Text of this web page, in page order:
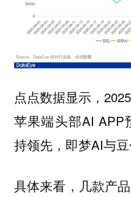
点点数据显示，
苹果端头部AI APP
持领先，即梦AI与豆
具体来看，几款产